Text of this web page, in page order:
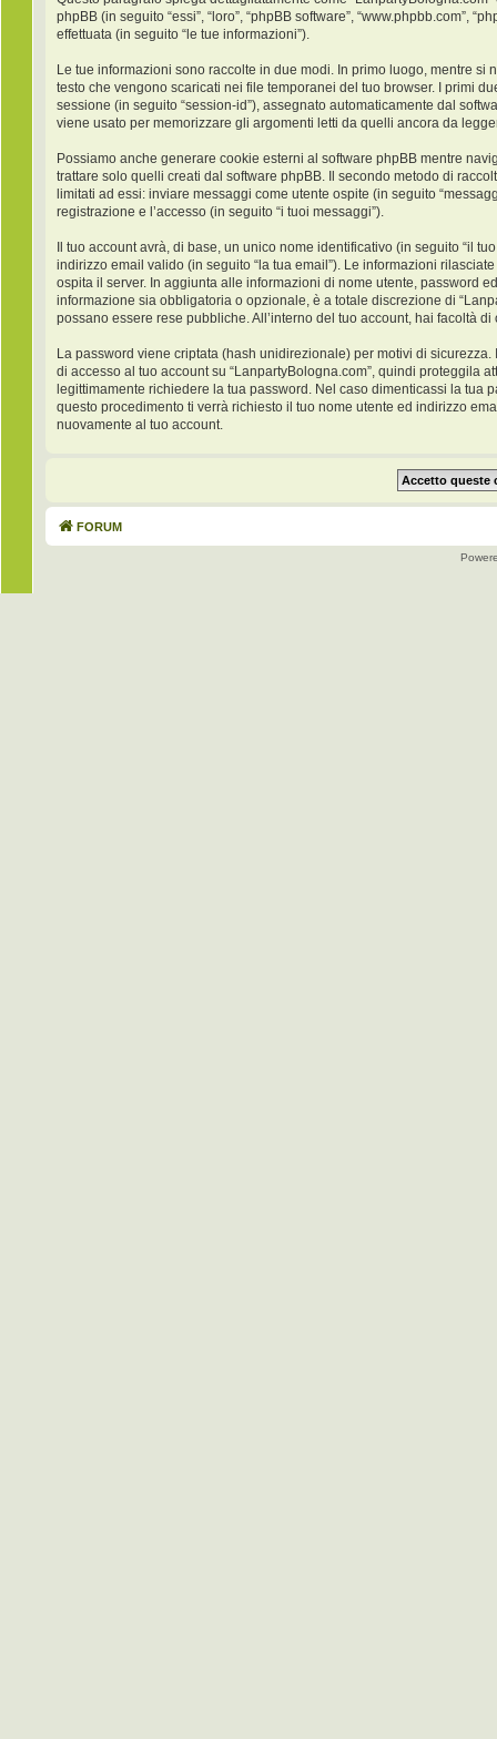
phpBB (in seguito “essi”, “loro”, “phpBB software”, “www.phpbb.com”,
effettuata (in seguito “le tue informazioni”).
Le tue informazioni sono raccolte in due modi. In primo luogo, mentre
testo che vengono scaricati nei file temporanei del tuo browser. I primi
sessione (in seguito “session-id”), assegnato automaticamente dal
viene usato per memorizzare gli argomenti letti da quelli ancora da
Possiamo anche generare cookie esterni al software phpBB mentre
trattare solo quelli creati dal software phpBB. Il secondo metodo di
limitati ad essi: inviare messaggi come utente ospite (in seguito
registrazione e l’accesso (in seguito “i tuoi messaggi”).
Il tuo account avrà, di base, un unico nome identificativo (in seguito “il
indirizzo email valido (in seguito “la tua email”). Le informazioni
ospita il server. In aggiunta alle informazioni di nome utente, password
informazione sia obbligatoria o opzionale, è a totale discrezione di
possano essere rese pubbliche. All’interno del tuo account, hai facoltà
La password viene criptata (hash unidirezionale) per motivi di
di accesso al tuo account su “LanpartyBologna.com”, quindi proteggila
legittimamente richiedere la tua password. Nel caso dimenticassi la tua
questo procedimento ti verrà richiesto il tuo nome utente ed indirizzo
nuovamente al tuo account.
FORUM